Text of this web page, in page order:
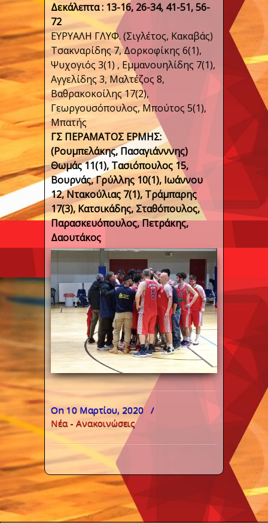
Δεκάλεπτα : 13-16, 26-34, 41-51, 56-
72
ΕΥΡΥΑΛΗ ΓΛΥΦ. (Σιγλέτος, Κακαβάς)
Τσακναρίδης 7, Δορκοφίκης 6(1),
Ψυχογιός 3(1) , Εμμανουηλίδης 7(1),
Αγγελίδης 3, Μαλτέζος 8,
Βαθρακοκοίλης 17(2),
Γεωργουσόπουλος, Μπούτος 5(1),
Μπατής
ΓΣ ΠΕΡΑΜΑΤΟΣ ΕΡΜΗΣ:
(Ρουμπελάκης, Πασαγιάνννης)
Θωμάς 11(1), Τασιόπουλος 15,
Βουρνάς, Γρύλλης 10(1), Ιωάννου
12, Ντακούλιας 7(1), Τράμπαρης
17(3), Κατσικάδης, Σταθόπουλος,
Παρασκευόπουλος, Πετράκης,
Δαουτάκος
On 10 Μαρτίου, 2020 /
Νέα - Ανακοινώσεις